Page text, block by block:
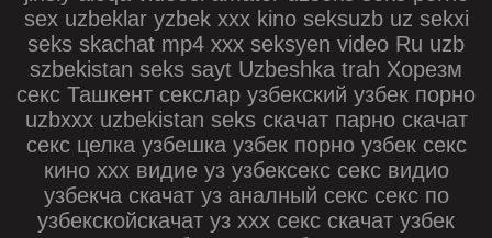
sex uzbeklar yzbek xxx kino seksuzb uz sekxi
seks skachat mp4 xxx seksyen video Ru uzb
szbekistan seks sayt Uzbeshka trah Хорезм
секс Ташкент секслар узбекский узбек порно
uzbxxx uzbekistan seks скачат парно скачат
секс целка узбешка узбек порно узбек секс
кино ххх видие уз узбексекс секс видио
узбекча скачат уз аналный секс секс по
узбекскойскачат уз ххх секс скачат узбек